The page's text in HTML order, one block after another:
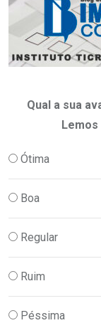
Qual a sua
Lemos
Ótima
Boa
Regular
Ruim
Péssima